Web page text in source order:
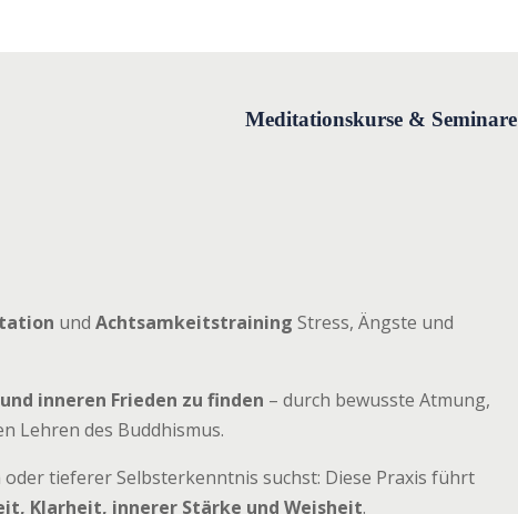
Meditationskurse & Seminare
und Achtsamkeitstraining Stress, Ängste und
inneren Frieden zu finden – durch bewusste Atmung,
Lehren des Buddhismus.
tieferer Selbsterkenntnis suchst: Diese Praxis führt
Klarheit, innerer Stärke und Weisheit.